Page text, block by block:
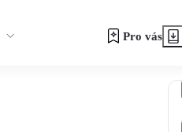
Pro vás